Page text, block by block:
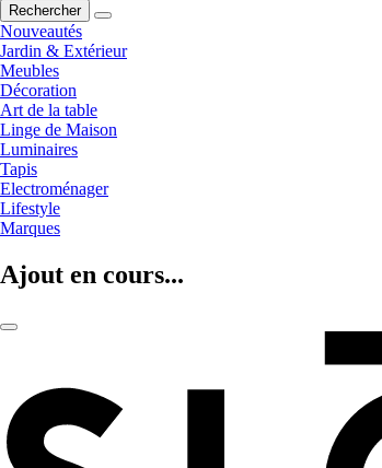
Rechercher
Nouveautés
Jardin & Extérieur
Meubles
Décoration
Art de la table
Linge de Maison
Luminaires
Tapis
Electroménager
Lifestyle
Marques
Ajout en cours...